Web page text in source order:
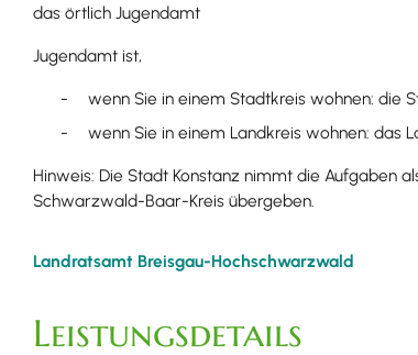
das örtlich Jugendamt
Jugendamt ist,
wenn Sie in einem Stadtkreis wohnen: die
wenn Sie in einem Landkreis wohnen: das
Hinweis: Die Stadt Konstanz nimmt die Aufgaben
Schwarzwald-Baar-Kreis übergeben.
Landratsamt Breisgau-Hochschwarzwald
Leistungsdetails